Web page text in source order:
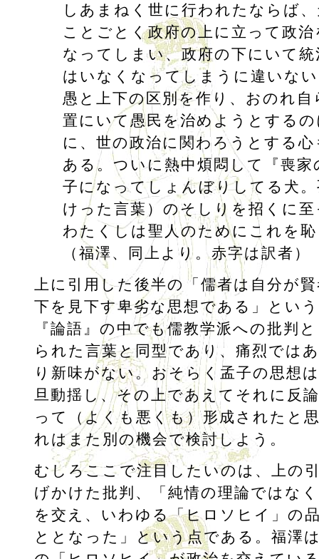
しあまねく世に行われたならば
ことごとく政府の上に立って政
なってしまい、政府の下にいて
はいなくなってしまうに違いな
愚と上下の区別を作り、おのれ自
置にいて愚民を治めようとする
に、世の政治に関わろうとする
ある。ついに熱中煩悶して『喪家
子になってしょんぼりしてる犬
けった言葉）のそしりを招くに
わたくしは聖人のためにこれを
（福澤、同上より。赤字は訳者）
上に引用した後半の「儒者は自分が
下を見下す卑劣な思想である」とい
『論語』の中でも儒教学派への批判
られた言葉と同型であり、痛烈では
り新味がない。おそらく孟子の思想
旦動揺し、その上であえてそれに反
って（よくも悪くも）形成されたと
れはまた別の機会で検討しよう。
むしろここで注目したいのは、上の
げかけた批判、「純情の理論ではな
を交え、いわゆる「ヒロソヒイ」の
ととなった」という点である。福澤